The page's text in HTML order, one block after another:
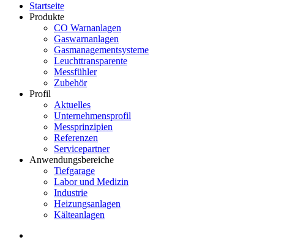
Startseite
Produkte
CO Warnanlagen
Gaswarnanlagen
Gasmanagementsysteme
Leuchttransparente
Messfühler
Zubehör
Profil
Aktuelles
Unternehmensprofil
Messprinzipien
Referenzen
Servicepartner
Anwendungsbereiche
Tiefgarage
Labor und Medizin
Industrie
Heizungsanlagen
Kälteanlagen